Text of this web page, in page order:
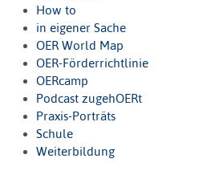
How to
in eigener Sache
OER World Map
OER-Förderrichtlinie
OERcamp
Podcast zugehOERt
Praxis-Porträts
Schule
Weiterbildung